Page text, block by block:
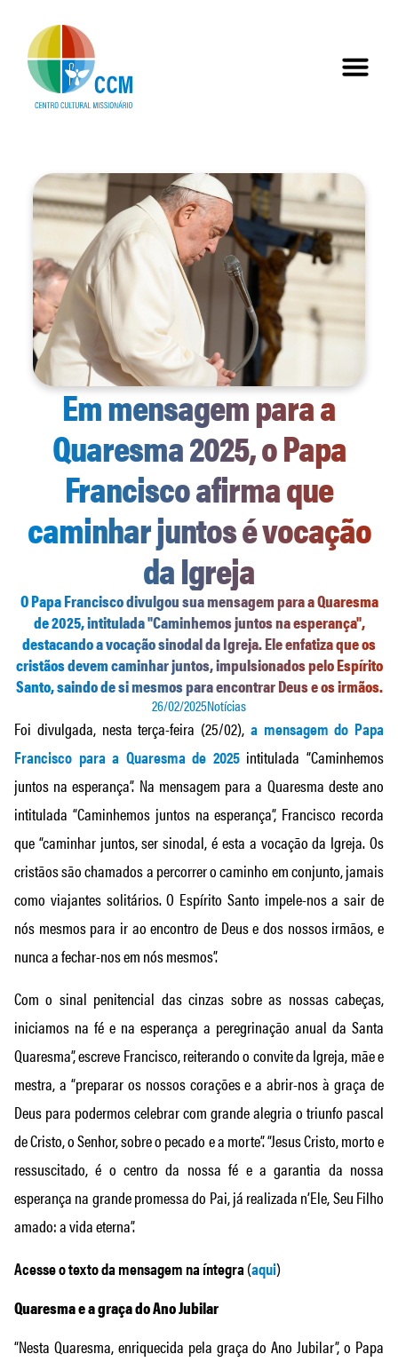
Em mensagem para a
Quaresma 2025, o Papa
Francisco afirma que
caminhar juntos é vocação
da Igreja
O Papa Francisco divulgou sua mensagem para a Quaresma
de 2025, intitulada "Caminhemos juntos na esperança",
destacando a vocação sinodal da Igreja. Ele enfatiza que os
cristãos devem caminhar juntos, impulsionados pelo Espírito
Santo, saindo de si mesmos para encontrar Deus e os irmãos.
26/02/2025Notícias
Foi divulgada, nesta terça-feira (25/02), a mensagem do Papa
Francisco para a Quaresma de 2025intitulada “Caminhemos
juntos na esperança”. Na mensagem para a Quaresma deste ano
intitulada “Caminhemos juntos na esperança”, Francisco recorda
que “caminhar juntos, ser sinodal, é esta a vocação da Igreja. Os
cristãos são chamados a percorrer o caminho em conjunto, jamais
como viajantes solitários. O Espírito Santo impele-nos a sair de
nós mesmos para ir ao encontro de Deus e dos nossos irmãos, e
nunca a fechar-nos em nós mesmos”.
Com o sinal penitencial das cinzas sobre as nossas cabeças,
iniciamos na fé e na esperança a peregrinação anual da Santa
Quaresma”, escreve Francisco, reiterando o convite da Igreja, mãe e
mestra, a “preparar os nossos corações e a abrir-nos à graça de
Deus para podermos celebrar com grande alegria o triunfo pascal
de Cristo, o Senhor, sobre o pecado e a morte”. “Jesus Cristo, morto e
ressuscitado, é o centro da nossa fé e a garantia da nossa
esperança na grande promessa do Pai, já realizada n’Ele, Seu Filho
amado: a vida eterna”.
Acesse o texto da mensagem na íntegra (aqui)
Quaresma e a graça do Ano Jubilar
“Nesta Quaresma, enriquecida pela graça do Ano Jubilar”, o Papa